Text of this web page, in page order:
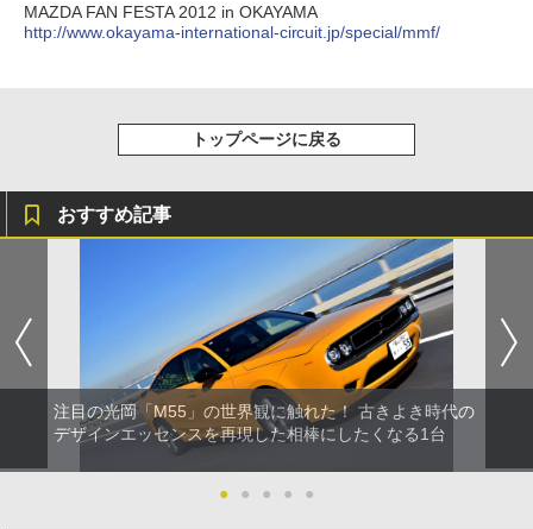
MAZDA FAN FESTA 2012 in OKAYAMA
http://www.okayama-international-circuit.jp/special/mmf/
トップページに戻る
おすすめ記事
注目の光岡「M55」の世界観に触れた！ 古きよき時代の
デザインエッセンスを再現した相棒にしたくなる1台
● ● ● ● ●